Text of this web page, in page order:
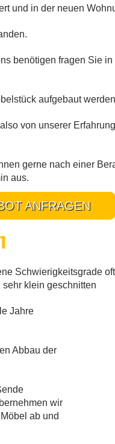
und in der neuen
benötigen fragen Sie
aufgebaut
von unserer
gerne nach einer
aus.
ANFRAGEN
Schwierigkeitsgrade
klein geschnitten
Jahre
Abbau der
wir
ab und